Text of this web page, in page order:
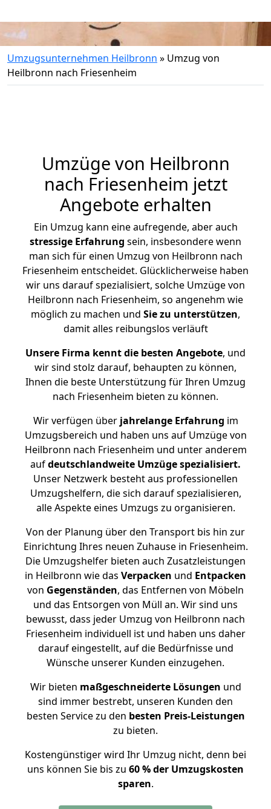
Umzugsunternehmen Heilbronn » Umzug von
Heilbronn nach Friesenheim
Umzüge von Heilbronn
nach Friesenheim jetzt
Angebote erhalten
Ein Umzug kann eine aufregende, aber auch
stressige Erfahrung sein, insbesondere wenn
man sich für einen Umzug von Heilbronn nach
Friesenheim entscheidet. Glücklicherweise haben
wir uns darauf spezialisiert, solche Umzüge von
Heilbronn nach Friesenheim, so angenehm wie
möglich zu machen und Sie zu unterstützen,
damit alles reibungslos verläuft
Unsere Firma kennt die besten Angebote, und
wir sind stolz darauf, behaupten zu können,
Ihnen die beste Unterstützung für Ihren Umzug
nach Friesenheim bieten zu können.
Wir verfügen überjahrelange Erfahrung im
Umzugsbereich und haben uns auf Umzüge von
Heilbronn nach Friesenheim und unter anderem
aufdeutschlandweite Umzüge spezialisiert.
Unser Netzwerk besteht aus professionellen
Umzugshelfern, die sich darauf spezialisieren,
alle Aspekte eines Umzugs zu organisieren.
Von der Planung über den Transport bis hin zur
Einrichtung Ihres neuen Zuhause in Friesenheim.
Die Umzugshelfer bieten auch Zusatzleistungen
in Heilbronn wie das Verpacken und Entpacken
von Gegenständen, das Entfernen von Möbeln
und das Entsorgen von Müll an. Wir sind uns
bewusst, dass jeder Umzug von Heilbronn nach
Friesenheim individuell ist und haben uns daher
darauf eingestellt, auf die Bedürfnisse und
Wünsche unserer Kunden einzugehen.
Wir bieten maßgeschneiderte Lösungen und
sind immer bestrebt, unseren Kunden den
besten Service zu den besten Preis-Leistungen
zu bieten.
Kostengünstiger wird Ihr Umzug nicht, denn bei
uns können Sie bis zu 60 % der Umzugskosten
sparen.